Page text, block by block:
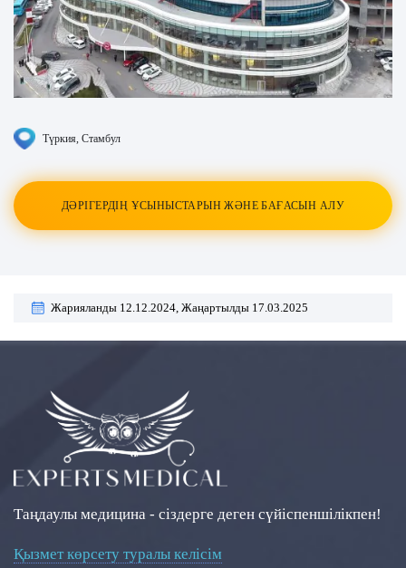
Түркия , Стамбул
ДӘРІГЕРДІҢ ҰСЫНЫСТАРЫН ЖӘНЕ БАҒАСЫН АЛУ
Жарияланды 12.12.2024, Жаңартылды 17.03.2025
Таңдаулы медицина - сіздерге деген сүйіспеншілікпен!
Қызмет көрсету туралы келісім